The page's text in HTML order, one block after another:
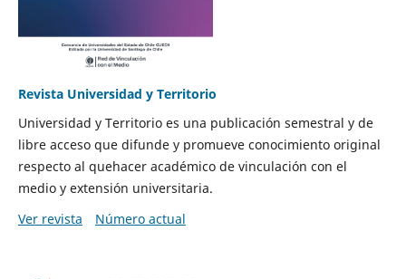
Revista Universidad y Territorio
Universidad y Territorio es una publicación semestral y de
libre acceso que difunde y promueve conocimiento original
respecto al quehacer académico de vinculación con el
medio y extensión universitaria.
Ver revista
Número actual